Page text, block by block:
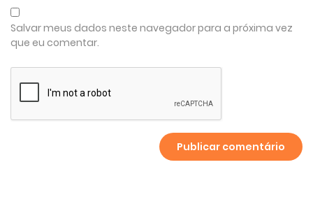
Salvar meus dados neste navegador para a próxima vez
que eu comentar.